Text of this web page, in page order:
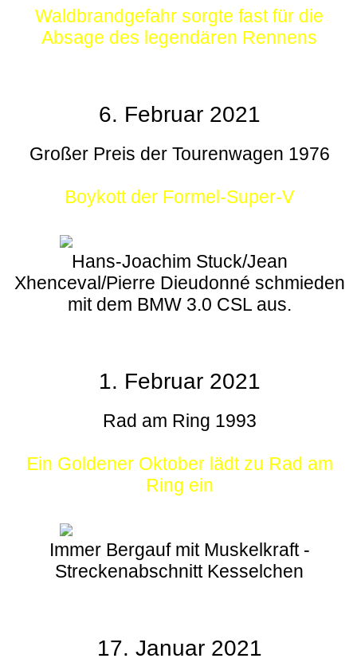
Waldbrandgefahr sorgte fast für die
Absage des legendären Rennens
6. Februar 2021
Großer Preis der Tourenwagen 1976
Boykott der Formel-Super-V
Hans-Joachim Stuck/Jean
Xhenceval/Pierre Dieudonné schmieden
mit dem BMW 3.0 CSL aus.
1. Februar 2021
Rad am Ring 1993
Ein Goldener Oktober lädt zu Rad am
Ring ein
Immer Bergauf mit Muskelkraft -
Streckenabschnitt Kesselchen
17. Januar 2021